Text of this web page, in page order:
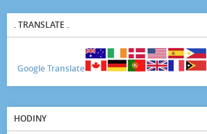
. TRANSLATE .
Google Translate
HODINY